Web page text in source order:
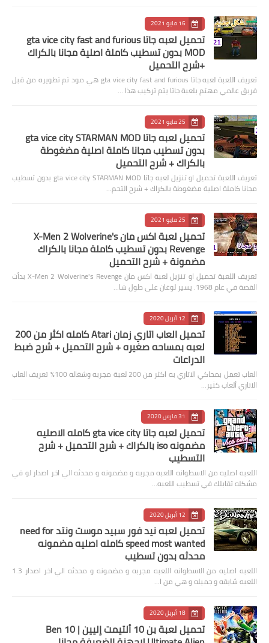
16 مايو 2021
تحميل لعبه جاتا gta vice city fast and furious
MOD بدون تسطيب كاملة اصلية مجانا بالكراك
+شرح التحميل
تعريف اللعبة لعبه جاتا gta vice city fast and furious هي مود تم تطويره من قبل
فريق عالمي مهتم بلعبة جاتا يتم تركيب هذا …
25 مايو 2021
تحميل لعبه جاتا gta vice city STARMAN MOD
بدون تسطيب مجانا كاملة اصلية مضغوطة
بالكراك + شرح التحميل
تعريف اللعبة تحميل او تنزيل لعبه جاتا gta vice city STARMAN MOD بدون تسطيب
مجانا كاملة اصلية مضغوطة بالكراك + شرح التحم…
25 مايو 2021
تحميل لعبة اكس مان X-Men 2 Wolverine's
Revenge بدون تسطيب كاملة مجانا بالكراك
مضمونة + شرح التحميل
تعريف اللعبة تحميل او تنزيل لعبة اكس مان X-Men 2 Wolverine's Revenge بدأت
القصة في عام 1968. يسير لوغان على طول شا…
12 أبريل 2020
تحميل العاب اتاري زمان Atari كامله اكثر من 200
لعبه بمساحه صغيره + شرح التحميل + شرح ضبط
الدراعات
العاب تعمل بمحاكي الاتاري به اكثر من 200 لعبة مجربه وشغاله 100% تعريف العاب
الاتاري ألعاب كثير…
31 مارس 2020
تحميل لعبه جاتا gta vice city كامله الاصليه
مضمونه iso بالكراك + شرح التحميل + شرح
التسطيب
اللعبه اصليه من الاسطوانه اللعبه مجربه و مضمونه و محدثه الي اخر اصدار لو في
مشكله تقابلك في تسطيب اللعبه…
12 أبريل 2020
تحميل لعبه نيد فور سبيد موست ونتد need for
speed most wanted كامله اصليه مضمونه
محدثه بدون تسطيب
اللعبه اصليه من الاسطوانه اللعبه مجربه و مضمونه و محدثه الي اخر اصدار 1.3
اللعبه شايقه و جميله و هي من ا…
18 أبريل 2020
تحميل لعبة بن 10 ألتيمت إليين | Ben 10